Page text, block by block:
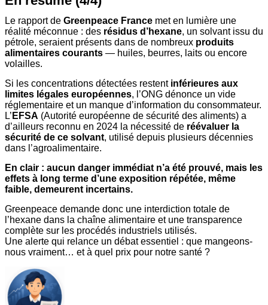
Le rapport de Greenpeace France met en lumière une
réalité méconnue : des résidus d’hexane, un solvant issu du
pétrole, seraient présents dans de nombreux produits
alimentaires courants — huiles, beurres, laits ou encore
volailles.
Si les concentrations détectées restent inférieures aux
limites légales européennes, l’ONG dénonce un vide
réglementaire et un manque d’information du consommateur.
L’ EFSA (Autorité européenne de sécurité des aliments) a
d’ailleurs reconnu en 2024 la nécessité de réévaluer la
sécurité de ce solvant, utilisé depuis plusieurs décennies
dans l’agroalimentaire.
En clair : aucun danger immédiat n’a été prouvé, mais les
effets à long terme d’une exposition répétée, même
faible, demeurent incertains.
Greenpeace demande donc une interdiction totale de
l’hexane dans la chaîne alimentaire et une transparence
complète sur les procédés industriels utilisés.
Une alerte qui relance un débat essentiel : que mangeons-
nous vraiment… et à quel prix pour notre santé ?